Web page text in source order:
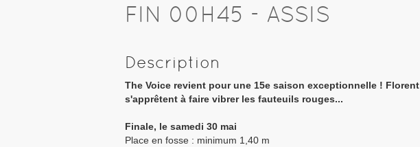
FIN 00H45 - ASSIS
Description
The Voice revient pour une 15e saison exceptionnelle !
s'apprêtent à faire vibrer les fauteuils rouges...
Finale, le samedi 30 mai
Place en fosse : minimum 1,40 m